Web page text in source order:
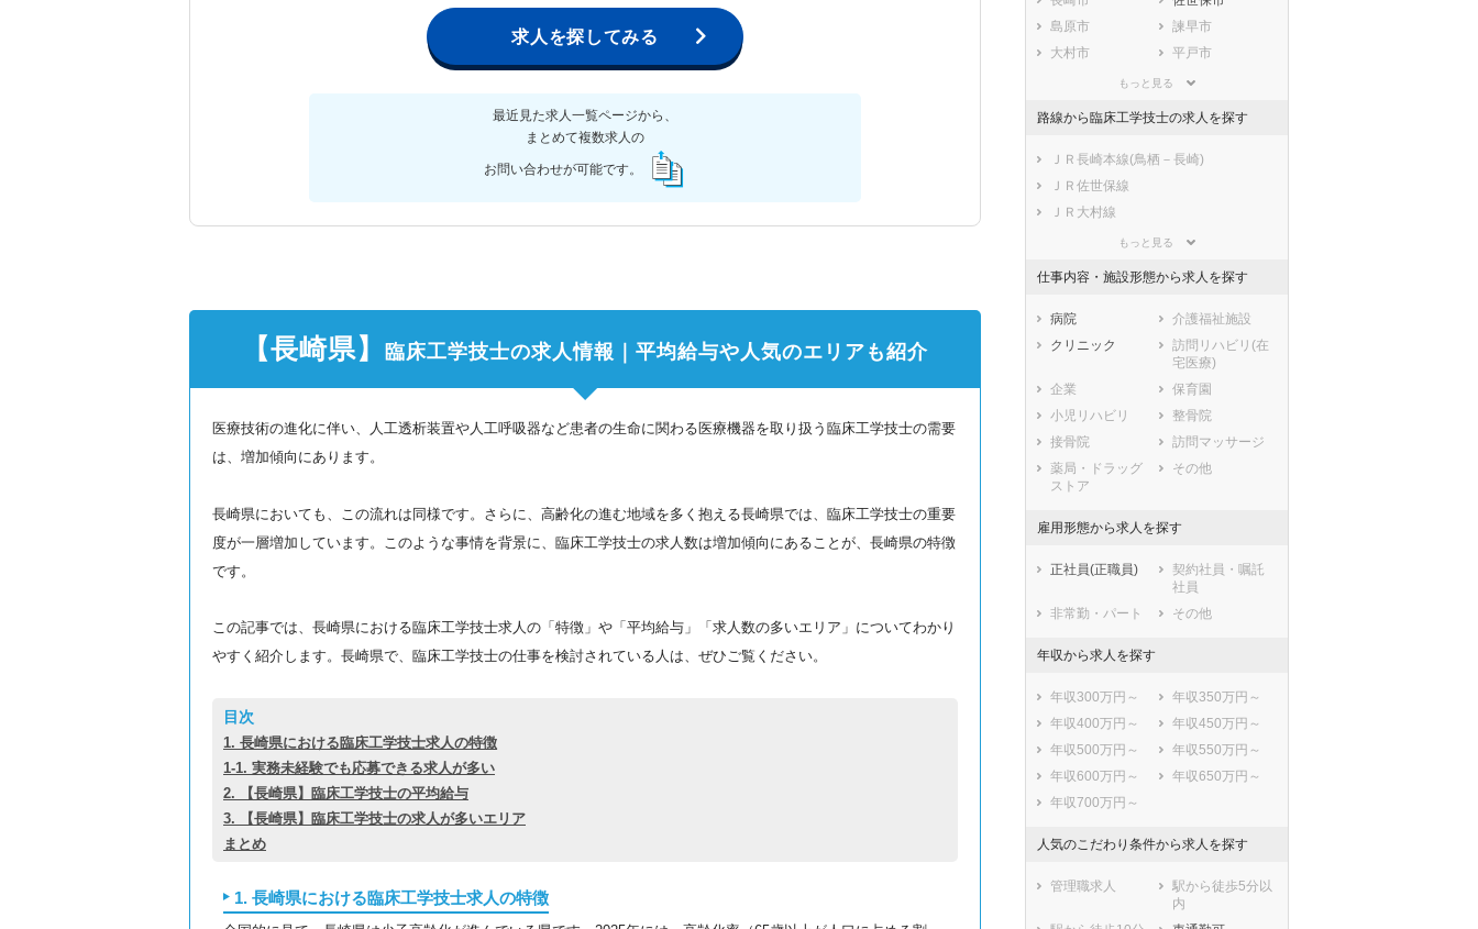
求人を探してみる
最近見た求人一覧ページから、
まとめて複数求人の
お問い合わせが可能です。
【長崎県】 臨床工学技士の求人情報｜平均給与や人気のエリアも紹介
医療技術の進化に伴い、人工透析装置や人工呼吸器など患者の生命に関わる医療機器を取り扱う臨床工学技士の需要
は、増加傾向にあります。
長崎県においても、この流れは同様です。さらに、高齢化の進む地域を多く抱える長崎県では、臨床工学技士の重要
度が一層増加しています。このような事情を背景に、臨床工学技士の求人数は増加傾向にあることが、長崎県の特徴
です。
この記事では、長崎県における臨床工学技士求人の「特徴」や「平均給与」「求人数の多いエリア」についてわかり
やすく紹介します。長崎県で、臨床工学技士の仕事を検討されている人は、ぜひご覧ください。
目次
1. 長崎県における臨床工学技士求人の特徴
1-1. 実務未経験でも応募できる求人が多い
2. 【長崎県】臨床工学技士の平均給与
3. 【長崎県】臨床工学技士の求人が多いエリア
まとめ
1. 長崎県における臨床工学技士求人の特徴
静岡県
愛知県
滋賀県
京都府
奈良県
香川県
愛媛県
福岡県
熊本県
沖縄県
島原市
諫早市
大村市
平戸市
対馬市
南島原市
西彼杵郡長与町
西彼杵郡時津町
北松浦郡小値賀
北松浦郡佐々町
南松浦郡新上五
もっと見る
路線から臨床工学技士の求人を探す
ＪＲ長崎本線(鳥栖－長崎)
ＪＲ佐世保線
ＪＲ大村線
松浦鉄道西九州線
もっと見る
仕事内容・施設形態から求人を探す
病院
介護福祉施設
クリニック
訪問リハビリ(在
宅医療)
企業
保育園
小児リハビリ
整骨院
接骨院
訪問マッサージ
薬局・ドラッグ
ストア
その他
雇用形態から求人を探す
正社員(正職員)
契約社員・嘱託
社員
非常勤・パート
その他
年収から求人を探す
年収300万円～
年収350万円～
年収400万円～
年収450万円～
年収500万円～
年収550万円～
年収600万円～
年収650万円～
年収700万円～
人気のこだわり条件から求人を探す
管理職求人
駅から徒歩5分以
内